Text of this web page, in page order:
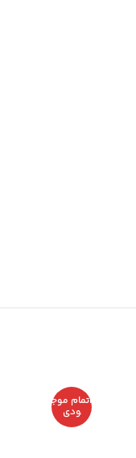
اتمام موج
ودی